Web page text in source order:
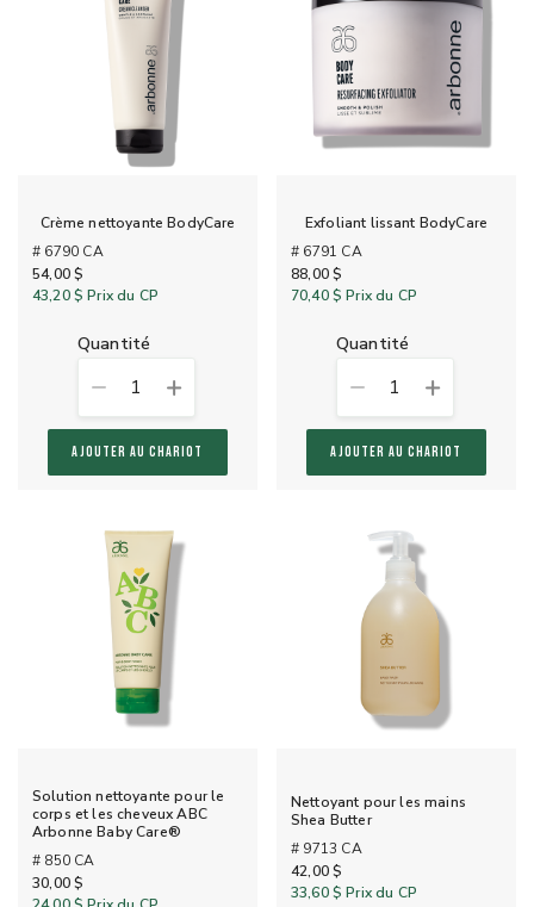
Crème nettoyante BodyCare
# 6790 CA
54,00 $
43,20 $ Prix du CP
quantité
1
AJOUTER AU CHARIOT
Exfoliant lissant BodyCare
# 6791 CA
88,00 $
70,40 $ Prix du CP
quantité
1
AJOUTER AU CHARIOT
Solution nettoyante pour le
corps et les cheveux ABC
Arbonne Baby Care®
# 850 CA
30,00 $
Nettoyant pour les mains
Shea Butter
# 9713 CA
42,00 $
33,60 $ Prix du CP